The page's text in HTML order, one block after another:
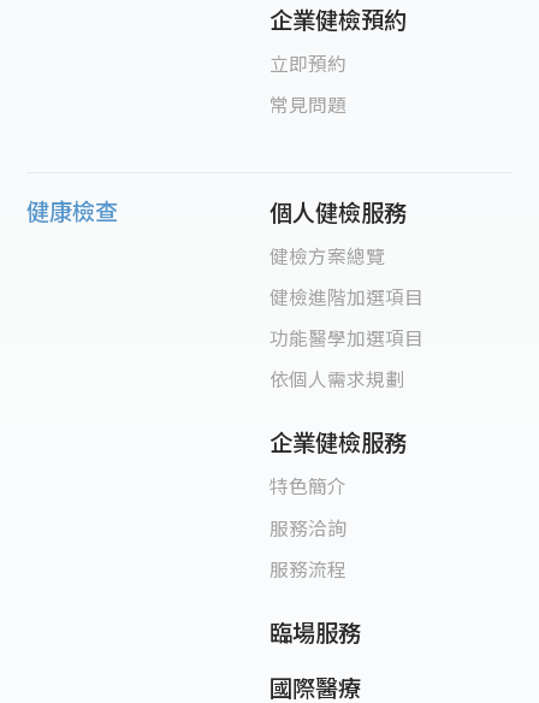
企業健檢預約
立即預約
常見問題
健康檢查 個人健檢服務
健檢方案總覽
健檢進階加選項目
功能醫學加選項目
依個人需求規劃
企業健檢服務
特色簡介
服務洽詢
服務流程
臨場服務
國際醫療